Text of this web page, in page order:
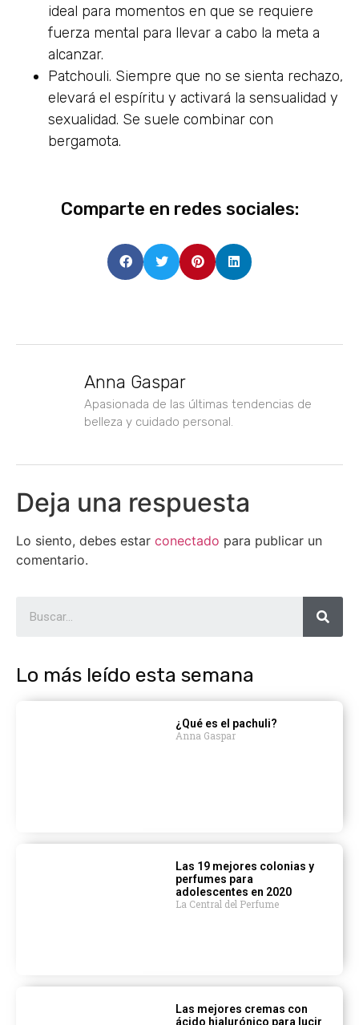
ideal para momentos en que se requiere
fuerza mental para llevar a cabo la meta a
alcanzar.
Patchouli. Siempre que no se sienta rechazo,
elevará el espíritu y activará la sensualidad y
sexualidad. Se suele combinar con
bergamota.
Comparte en redes sociales:
Anna Gaspar
Apasionada de las últimas tendencias de
belleza y cuidado personal.
Deja una respuesta
Lo siento, debes estar conectado para publicar un
comentario.
Lo más leído esta semana
¿Qué es el pachuli?
Anna Gaspar
Las 19 mejores colonias y
perfumes para
adolescentes en 2020
La Central del Perfume
Las mejores cremas con
ácido hialurónico para lucir